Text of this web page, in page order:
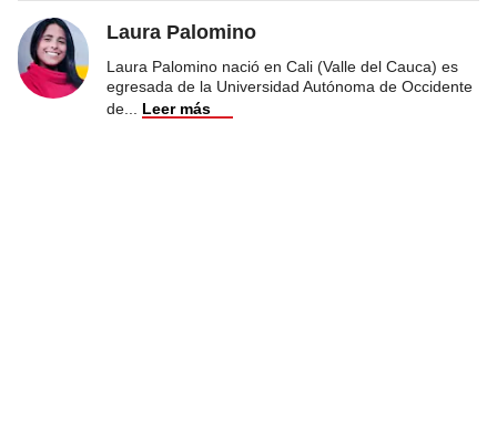
Laura Palomino
Laura Palomino nació en Cali (Valle del Cauca) es
egresada de la Universidad Autónoma de Occidente
de
Leer más